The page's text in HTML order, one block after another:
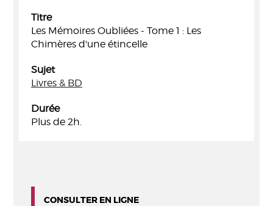
Titre
Les Mémoires Oubliées - Tome 1 : Les
Chimères d'une étincelle
Sujet
Livres & BD
Durée
Plus de 2h.
CONSULTER EN LIGNE